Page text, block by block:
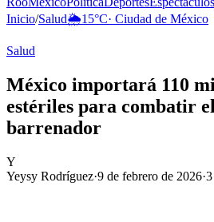
Inicio/Salud🌦️15°C· Ciudad de México
Salud
México importará 110
estériles para combatir
barrenador
Y
Yeysy Rodríguez·9 de febrero de 2026·3